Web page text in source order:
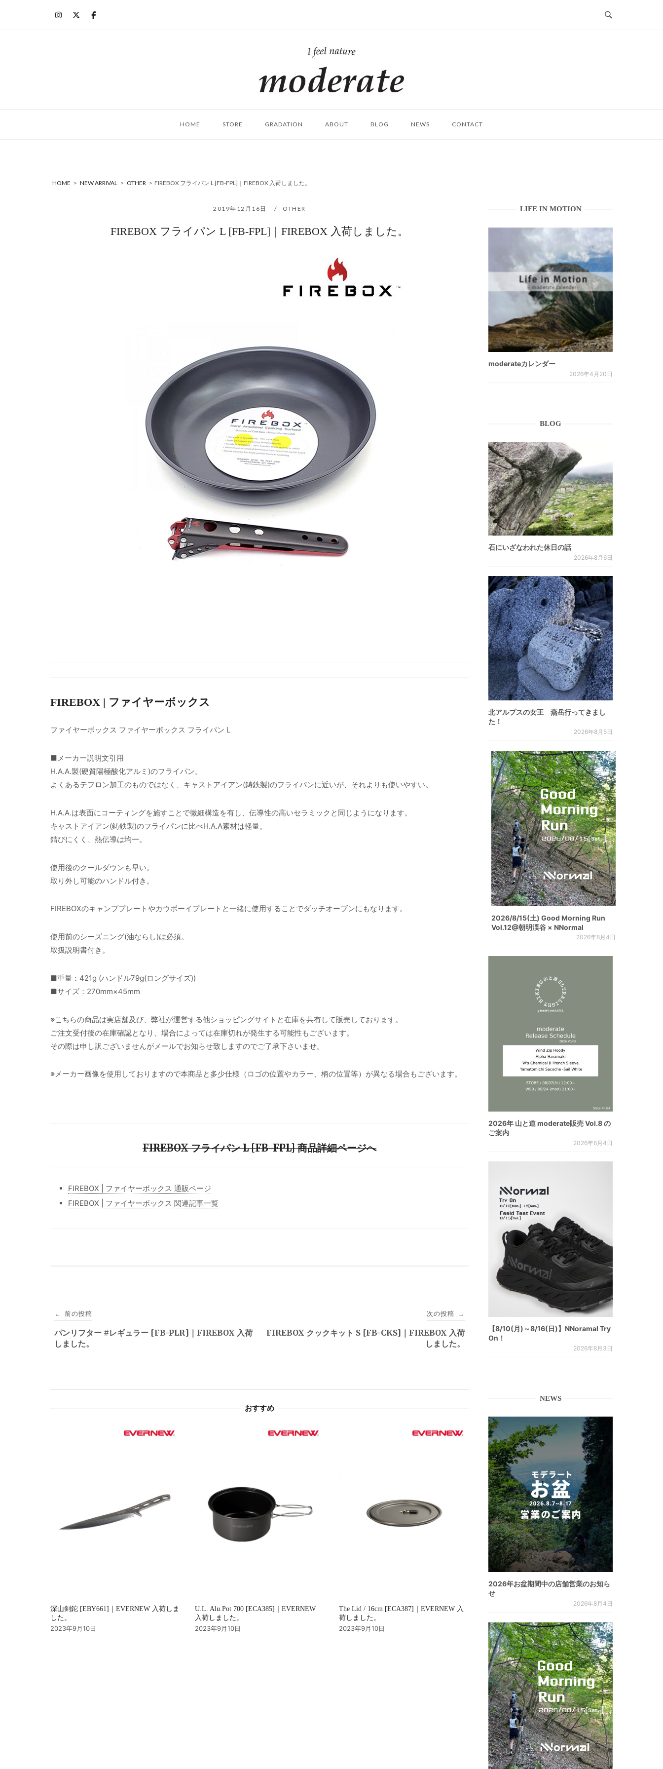
ム
HOME STORE GRADATION ABOUT BLOG NEWS CONTACT
HOME > NEW ARRIVAL > OTHER > FIREBOX フライパン L [FB-FPL]｜FIREBOX 入荷しました。
2019年12月16日 OTHER
FIREBOX フライパン L [FB-FPL]｜FIREBOX 入荷しました。
FIREBOX | ファイヤーボックス
ファイヤーボックス ファイヤーボックス フライパン L
■メーカー説明文引用
H.A.A.製(硬質陽極酸化アルミ)のフライパン。
よくあるテフロン加工のものではなく、キャストアイアン(鋳鉄製)のフライパンに近いが、それよりも使いやすい。
H.A.A.は表面にコーティングを施すことで微細構造を有し、伝導性の高いセラミックと同じようになります。
キャストアイアン(鋳鉄製)のフライパンに比べH.A.A素材は軽量。
錆びにくく、熱伝導は均一。
使用後のクールダウンも早い。
取り外し可能のハンドル付き。
FIREBOXのキャンププレートやカウボーイプレートと一緒に使用することでダッチオーブンにもなります。
使用前のシーズニング(油ならし)は必須。
取扱説明書付き。
■重量：421g (ハンドル79g(ロングサイズ))
■サイズ：270mm×45mm
※こちらの商品は実店舗及び、弊社が運営する他ショッピングサイトと在庫を共有して販売しております。
ご注文受付後の在庫確認となり、場合によっては在庫切れが発生する可能性もございます。
その際は申し訳ございませんがメールでお知らせ致しますのでご了承下さいませ。
※メーカー画像を使用しておりますので本商品と多少仕様（ロゴの位置やカラー、柄の位置等）が異なる場合もございます。
FIREBOX フライパン L [FB-FPL] 商品詳細ページへ
FIREBOX | ファイヤーボックス 通販ページ
FIREBOX | ファイヤーボックス 関連記事一覧
稿
ナ
← 前の投稿
パンリフター #レギュラー [FB-PLR]｜FIREBOX 入荷
しました。
次の投稿 →
FIREBOX クックキット S [FB-CKS]｜FIREBOX 入荷
しました。
おすすめ
深山剣鉈 [EBY661]｜EVERNEW 入荷しま
した。
2023年9月10日
U.L. Alu.Pot 700 [ECA385]｜EVERNEW
入荷しました。
2023年9月10日
The Lid / 16cm [ECA387]｜EVERNEW 入
荷しました。
2023年9月10日
LIFE IN MOTION
moderateカレンダー
2026年4月20日
BLOG
石にいざなわれた休日の話
2026年8月6日
北アルプスの女王 燕岳行ってきまし
た！
2026年8月5日
2026/8/15(土) Good Morning Run
Vol.12@朝明渓谷 × NNormal
2026年8月4日
2026年 山と道 moderate販売 Vol.8 の
ご案内
2026年8月4日
【8/10(月)～8/16(日)】NNoramal Try
On！
2026年8月3日
NEWS
2026年お盆期間中の店舗営業のお知ら
せ
2026年8月4日